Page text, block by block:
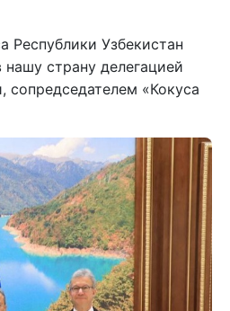
Республики Узбекистан
страну делегацией
сопредседателем «Кокуса